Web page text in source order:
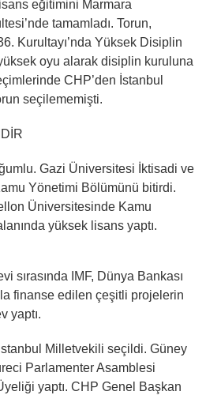
eğitimini Marmara
tamamladı. Torun,
Kurultayı’nda Yüksek Disiplin
oyu alarak disiplin kuruluna
CHP’den İstanbul
seçilememişti.
Gazi Üniversitesi İktisadi ve
Yönetimi Bölümünü bitirdi.
Üniversitesinde Kamu
yüksek lisans yaptı.
sırasında IMF, Dünya Bankası
finanse edilen çeşitli projelerin
yaptı.
Milletvekili seçildi. Güney
Parlamenter Asamblesi
yaptı. CHP Genel Başkan